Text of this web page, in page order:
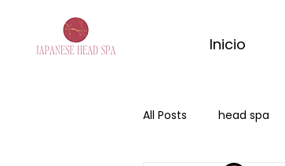
Inicio
All Posts head spa